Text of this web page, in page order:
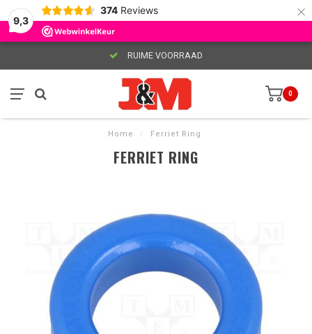
9,3
374 Reviews ×
RUIME VOORRAAD
0
Home / Ferriet Ring
FERRIET RING